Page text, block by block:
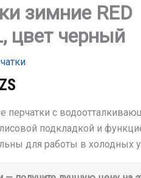
зимние RED
цвет черный
перчатки с
подкладкой и
для работы в холодных